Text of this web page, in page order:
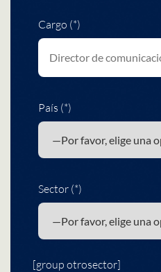
Cargo (*)
País (*)
Sector (*)
[group otrosector]